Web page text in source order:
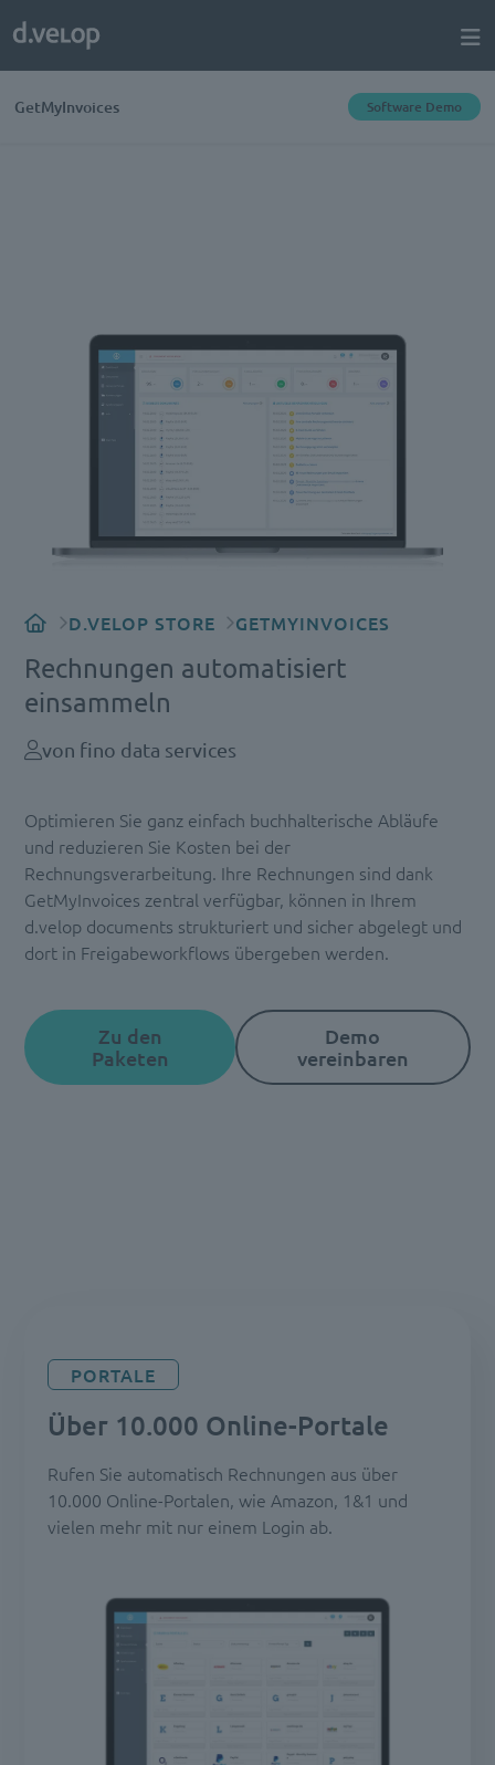
GetMyInvoices Software Demo
D.VELOP STORE GETMYINVOICES
Rechnungen automatisiert
einsammeln
von fino data services
Optimieren Sie ganz einfach buchhalterische Abläufe
und reduzieren Sie Kosten bei der
Rechnungsverarbeitung. Ihre Rechnungen sind dank
GetMyInvoices zentral verfügbar, können in Ihrem
d.velop documents strukturiert und sicher abgelegt und
dort in Freigabeworkflows übergeben werden.
Zu den
Paketen
Demo
vereinbaren
PORTALE
Über 10.000 Online-Portale
Rufen Sie automatisch Rechnungen aus über
10.000 Online-Portalen, wie Amazon, 1&1 und
vielen mehr mit nur einem Login ab.